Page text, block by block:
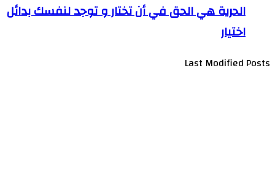
الحرية هي الحق في أن تختار و توجد لنفسك بدائل
اختيار
Last Modified Posts